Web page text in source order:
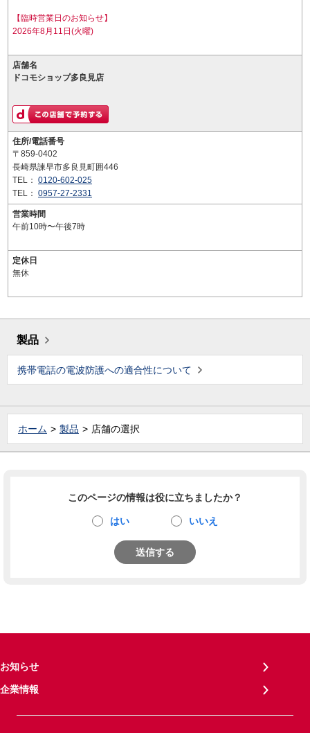
【臨時営業日のお知らせ】
2026年8月11日(火曜)
店舗名
ドコモショップ多良見店
住所/電話番号
〒859-0402
長崎県諫早市多良見町囲446
TEL： 0120-602-025
TEL： 0957-27-2331
営業時間
午前10時〜午後7時
定休日
無休
製品
携帯電話の電波防護への適合性について
ホーム 製品 店舗の選択
このページの情報は役に立ちましたか？
はい いいえ
送信する
お知らせ
企業情報